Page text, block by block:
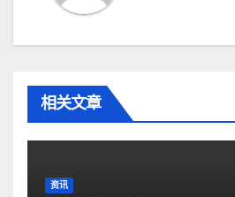
相关文章
资讯